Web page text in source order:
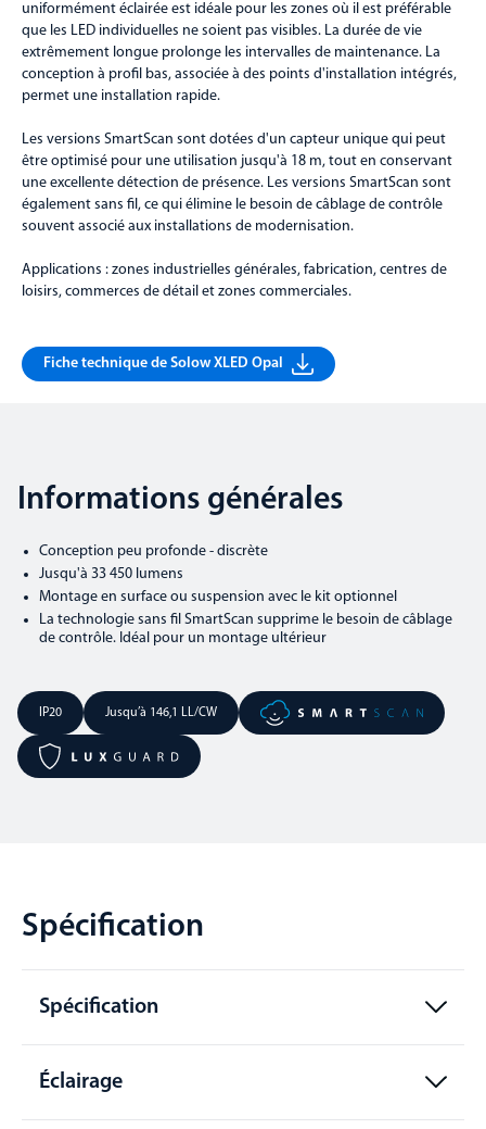
uniformément éclairée est idéale pour les zones où il est préférable
que les LED individuelles ne soient pas visibles. La durée de vie
extrêmement longue prolonge les intervalles de maintenance. La
conception à profil bas, associée à des points d'installation intégrés,
permet une installation rapide.
Les versions SmartScan sont dotées d'un capteur unique qui peut
être optimisé pour une utilisation jusqu'à 18 m, tout en conservant
une excellente détection de présence. Les versions SmartScan sont
également sans fil, ce qui élimine le besoin de câblage de contrôle
souvent associé aux installations de modernisation.
Applications : zones industrielles générales, fabrication, centres de
loisirs, commerces de détail et zones commerciales.
Fiche technique de Solow XLED Opal
Informations générales
Conception peu profonde - discrète
Jusqu'à 33 450 lumens
Montage en surface ou suspension avec le kit optionnel
La technologie sans fil SmartScan supprime le besoin de câblage
de contrôle. Idéal pour un montage ultérieur
IP20 Jusqu’à 146,1 LL/CW
Spécification
Spécification
Éclairage